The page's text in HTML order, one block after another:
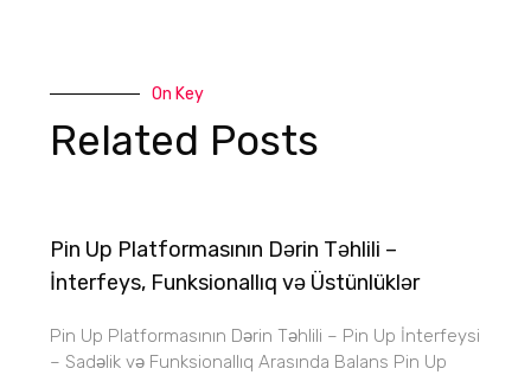
On Key
Related Posts
Pin Up Platformasının Dərin Təhlili –
İnterfeys, Funksionallıq və Üstünlüklər
Pin Up Platformasının Dərin Təhlili – Pin Up İnterfeysi
– Sadəlik və Funksionallıq Arasında Balans Pin Up